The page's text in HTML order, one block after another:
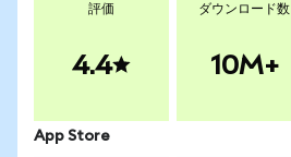
評価
4.4
ダウンロード数
10M+
App Store